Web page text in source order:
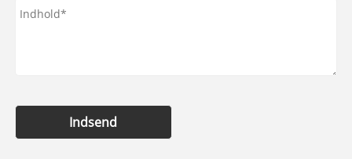
Indsend